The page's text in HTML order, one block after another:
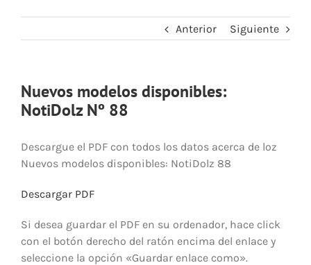
Anterior Siguiente
Nuevos modelos disponibles:
NotiDolz Nº 88
Descargue el PDF con todos los datos acerca de loz
Nuevos modelos disponibles: NotiDolz 88
Descargar PDF
Si desea guardar el PDF en su ordenador, hace click
con el botón derecho del ratón encima del enlace y
seleccione la opción «Guardar enlace como».